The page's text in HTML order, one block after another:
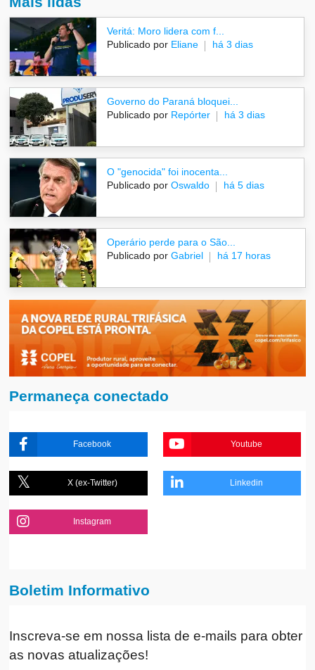
Veritá: Moro lidera com f...
Publicado por Eliane há 3 dias
Governo do Paraná bloquei...
Publicado por Repórter há 3 dias
O "genocida" foi inocenta...
Publicado por Oswaldo há 5 dias
Operário perde para o São...
Publicado por Gabriel há 17 horas
Permaneça conectado
Facebook Youtube
X (ex-Twitter) Linkedin
Instagram
Boletim Informativo
Inscreva-se em nossa lista de e-mails para obter
as novas atualizações!